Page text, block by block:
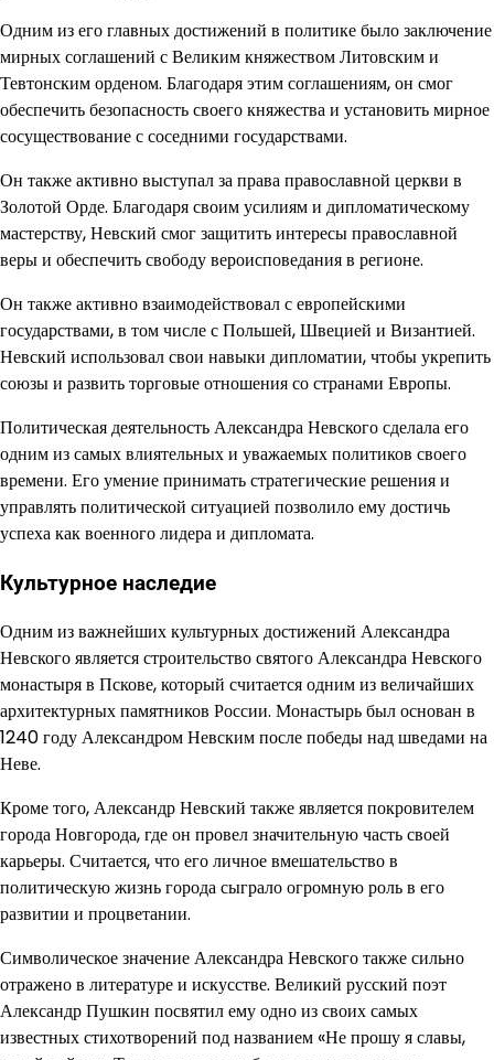
Одним из его главных достижений в политике было заключение
мирных соглашений с Великим княжеством Литовским и
Тевтонским орденом. Благодаря этим соглашениям, он смог
обеспечить безопасность своего княжества и установить мирное
сосуществование с соседними государствами.
Он также активно выступал за права православной церкви в
Золотой Орде. Благодаря своим усилиям и дипломатическому
мастерству, Невский смог защитить интересы православной
веры и обеспечить свободу вероисповедания в регионе.
Он также активно взаимодействовал с европейскими
государствами, в том числе с Польшей, Швецией и Византией.
Невский использовал свои навыки дипломатии, чтобы укрепить
союзы и развить торговые отношения со странами Европы.
Политическая деятельность Александра Невского сделала его
одним из самых влиятельных и уважаемых политиков своего
времени. Его умение принимать стратегические решения и
управлять политической ситуацией позволило ему достичь
успеха как военного лидера и дипломата.
Культурное наследие
Одним из важнейших культурных достижений Александра
Невского является строительство святого Александра Невского
монастыря в Пскове, который считается одним из величайших
архитектурных памятников России. Монастырь был основан в
1240 году Александром Невским после победы над шведами на
Неве.
Кроме того, Александр Невский также является покровителем
города Новгорода, где он провел значительную часть своей
карьеры. Считается, что его личное вмешательство в
политическую жизнь города сыграло огромную роль в его
развитии и процветании.
Символическое значение Александра Невского также сильно
отражено в литературе и искусстве. Великий русский поэт
Александр Пушкин посвятил ему одно из своих самых
известных стихотворений под названием «Не прошу я славы,